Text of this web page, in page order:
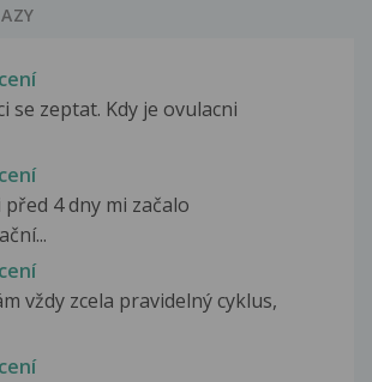
se zeptat. Kdy je ovulacni
4 dny mi začalo
vždy zcela pravidelný cyklus,